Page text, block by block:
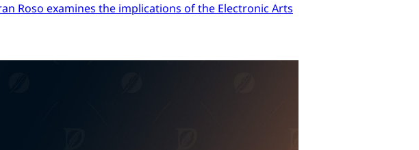
Roso examines the implications of the Electronic Arts